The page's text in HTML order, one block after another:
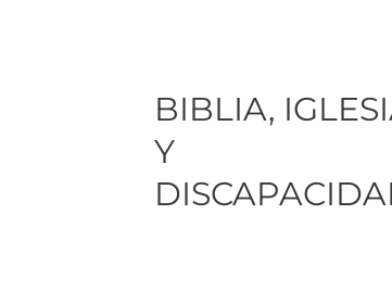
BIBLIA,
Y